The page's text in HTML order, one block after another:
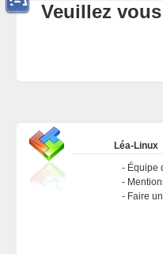
Veuillez
Léa-Linux
Équipe
Faire